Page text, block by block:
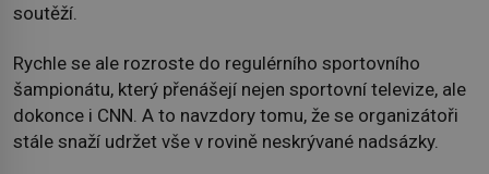
soutěží.
Rychle se ale rozroste do regulérního sportovního
šampionátu, který přenášejí nejen sportovní televize, ale
dokonce i CNN. A to navzdory tomu, že se organizátoři
stále snaží udržet vše v rovině neskrývané nadsázky.